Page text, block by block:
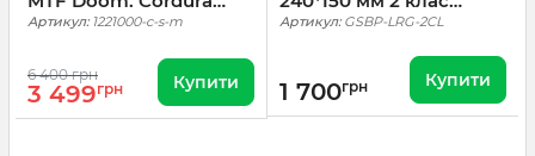
1000. Койот
Артикул: 1221000-c-s-m
6 400 грн
3 499грн Купити
НВМПЕ
Артикул:GSBP-LRG-2CL
1 700грн Купити